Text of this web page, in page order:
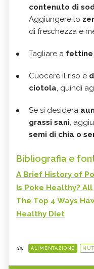
contenuto di
Aggiungere lo
di freschezza e
Tagliare a fettine
Cuocere il riso e
ciotola, quindi
Se si desidera
grassi sani,
semi di chia o
Bibliografia e
A Brief History of
Is Poke Healthy?
The Top 4 Ways
Healthy Diet
da: ALIMENTAZIONE